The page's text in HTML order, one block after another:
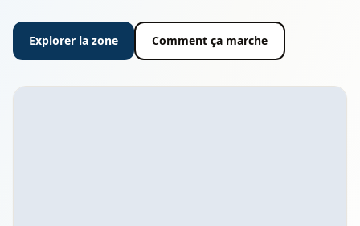
Explorer la zone Comment ça marche